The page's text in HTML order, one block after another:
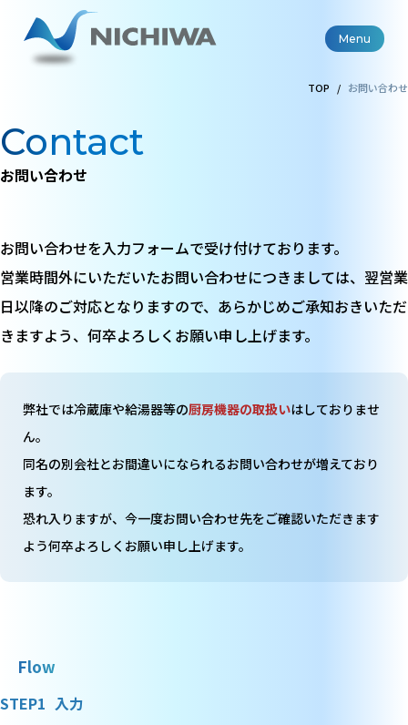
Menu
Contact
お問い合わせ
TOP お問い合わせ
お問い合わせを入力フォームで受け付けております。
営業時間外にいただいたお問い合わせにつきましては、翌営業
日以降のご対応となりますので、 あらかじめご承知おきいただ
きますよう、何卒よろしくお願い申し上げます。
弊社では冷蔵庫や給湯器等の厨房機器の取扱いはしておりませ
ん。
同名の別会社とお間違いになられるお問い合わせが増えており
ます。
恐れ入りますが、今一度お問い合わせ先をご確認いただきます
よう何卒よろしくお願い申し上げます。
Flow
STEP1 入力